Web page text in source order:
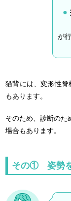
が
猫背には、変形性脊
もあります。
そのため、診断のた
場合もあります。
その① 姿勢